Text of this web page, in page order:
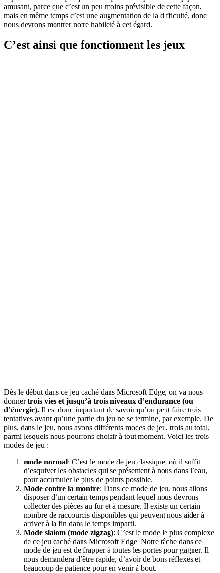
amusant, parce que c’est un peu moins prévisible de cette façon,
mais en même temps c’est une augmentation de la difficulté, donc
nous devrons montrer notre habileté à cet égard.
C’est ainsi que fonctionnent les jeux
Dès le début dans ce jeu caché dans Microsoft Edge, on va nous
donnertrois vies et jusqu’à trois niveaux d’endurance (ou
d’énergie). Il est donc important de savoir qu’on peut faire trois
tentatives avant qu’une partie du jeu ne se termine, par exemple. De
plus, dans le jeu, nous avons différents modes de jeu, trois au total,
parmi lesquels nous pourrons choisir à tout moment. Voici les trois
modes de jeu :
mode normal: C’est le mode de jeu classique, où il suffit
d’esquiver les obstacles qui se présentent à nous dans l’eau,
pour accumuler le plus de points possible.
Mode contre la montre: Dans ce mode de jeu, nous allons
disposer d’un certain temps pendant lequel nous devrons
collecter des pièces au fur et à mesure. Il existe un certain
nombre de raccourcis disponibles qui peuvent nous aider à
arriver à la fin dans le temps imparti.
Mode slalom (mode zigzag): C’est le mode le plus complexe
de ce jeu caché dans Microsoft Edge. Notre tâche dans ce
mode de jeu est de frapper à toutes les portes pour gagner. Il
nous demandera d’être rapide, d’avoir de bons réflexes et
beaucoup de patience pour en venir à bout.